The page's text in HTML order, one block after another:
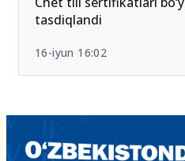
26-iyun 10:01
Chet tili sertifikatlari
tasdiqlandi